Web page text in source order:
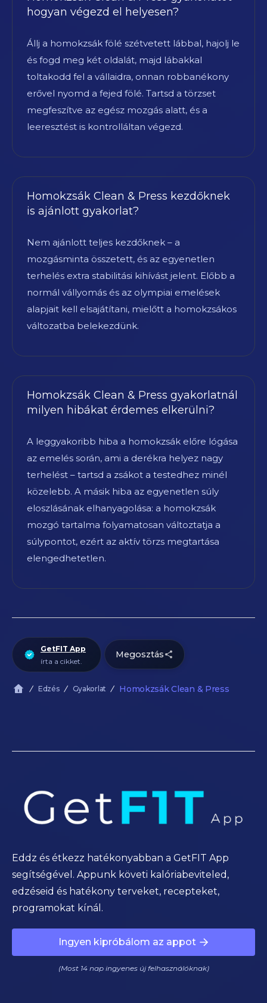
Eddz és étkezz hatékonyabban a GetFIT App
segítségével. Appunk követi kalóriabeviteled,
edzéseid és hatékony terveket, recepteket,
programokat kínál.
Ingyen kipróbálom az appot
(Most 14 nap ingyenes új felhasználóknak)
hogyan végezd el helyesen?
Állj a homokzsák fölé szétvetett lábbal, hajolj le
és fogd meg két oldalát, majd lábakkal
toltakodd fel a vállaidra, onnan robbanékony
erővel nyomd a fejed fölé. Tartsd a törzset
megfeszítve az egész mozgás alatt, és a
leeresztést is kontrolláltan végezd.
Homokzsák Clean & Press kezdőknek
is ajánlott gyakorlat?
Nem ajánlott teljes kezdőknek – a
mozgásminta összetett, és az egyenetlen
terhelés extra stabilitási kihívást jelent. Előbb a
normál vállyomás és az olympiai emelések
alapjait kell elsajátítani, mielőtt a homokzsákos
változatba belekezdünk.
Homokzsák Clean & Press gyakorlatnál
milyen hibákat érdemes elkerülni?
A leggyakoribb hiba a homokzsák előre lógása
az emelés során, ami a derékra helyez nagy
terhelést – tartsd a zsákot a testedhez minél
közelebb. A másik hiba az egyenetlen súly
eloszlásának elhanyagolása: a homokzsák
mozgó tartalma folyamatosan változtatja a
súlypontot, ezért az aktív törzs megtartása
elengedhetetlen.
GetFIT App
írta a cikket.
Megosztás
Edzés Gyakorlat Homokzsák Clean & Press